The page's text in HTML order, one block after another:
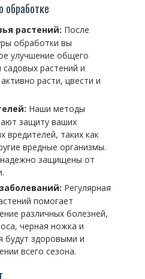
обработке
растений: После
обработки вы
улучшение общего
растений и
расти, цвести и
Наши методы
защиту ваших
вредителей, таких как
вредные организмы.
защищены от
Регулярная
помогает
различных болезней,
черная ножка и
будут здоровыми и
всего сезона.